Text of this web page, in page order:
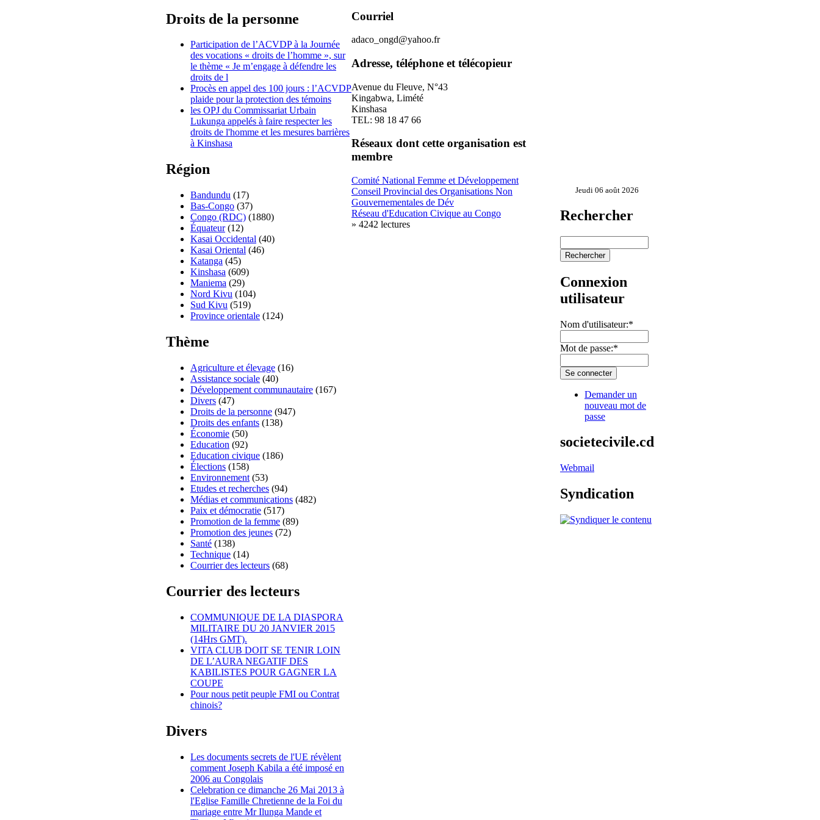
Droits de la personne
Participation de l’ACVDP à la Journée
des vocations « droits de l’homme », sur
le thème « Je m’engage à défendre les
droits de l
Procès en appel des 100 jours : l’ACVDP
plaide pour la protection des témoins
les OPJ du Commissariat Urbain
Lukunga appelés à faire respecter les
droits de l'homme et les mesures barrières
à Kinshasa
Région
Bandundu (17)
Bas-Congo (37)
Congo (RDC) (1880)
Équateur(12)
Kasai Occidental (40)
Kasai Oriental (46)
Katanga (45)
Kinshasa (609)
Maniema (29)
Nord Kivu (104)
Sud Kivu (519)
Province orientale (124)
Thème
Agriculture et élevage (16)
Assistance sociale (40)
Développement communautaire (167)
Divers (47)
Droits de la personne (947)
Droits des enfants (138)
Économie (50)
Education (92)
Education civique (186)
Élections (158)
Environnement (53)
Etudes et recherches (94)
Médias et communications (482)
Paix et démocratie (517)
Promotion de la femme (89)
Promotion des jeunes (72)
Santé (138)
Technique (14)
Courrier des lecteurs (68)
Courrier des lecteurs
COMMUNIQUE DE LA DIASPORA
MILITAIRE DU 20 JANVIER 2015
(14Hrs GMT).
VITA CLUB DOIT SE TENIR LOIN
DE L’AURA NEGATIF DES
KABILISTES POUR GAGNER LA
COUPE
Pour nous petit peuple FMI ou Contrat
chinois?
Divers
Les documents secrets de l'UE révèlent
comment Joseph Kabila a été imposé en
2006 au Congolais
Celebration ce dimanche 26 Mai 2013 à
l'Eglise Famille Chretienne de la Foi du
mariage entre Mr Ilunga Mande et
Courriel
adaco_ongd@yahoo.fr
Adresse, téléphone et télécopieur
Avenue du Fleuve, N°43
Kingabwa, Limété
Kinshasa
TEL: 98 18 47 66
Réseaux dont cette organisation est
membre
Comité National Femme et Développement
Conseil Provincial des Organisations Non
Gouvernementales de Dév
Réseau d'Education Civique au Congo
» 4242 lectures
Jeudi 06 août 2026
Rechercher
Connexion
utilisateur
Nom d'utilisateur:*
Mot de passe:*
Demander un
nouveau mot de
passe
societecivile.cd
Webmail
Syndication